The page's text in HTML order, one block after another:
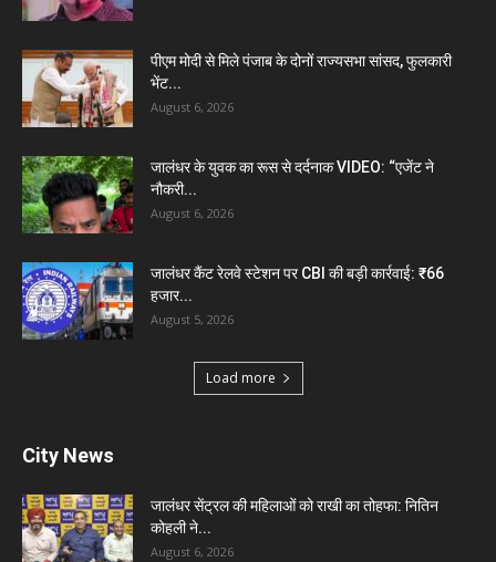
पीएम मोदी से मिले पंजाब के दोनों राज्यसभा सांसद, फुलकारी
भेंट...
August 6, 2026
जालंधर के युवक का रूस से दर्दनाक VIDEO: “एजेंट ने
नौकरी...
August 6, 2026
जालंधर कैंट रेलवे स्टेशन पर CBI की बड़ी कार्रवाई: ₹66
हजार...
August 5, 2026
Load more
City News
जालंधर सेंट्रल की महिलाओं को राखी का तोहफा: नितिन
कोहली ने...
August 6, 2026